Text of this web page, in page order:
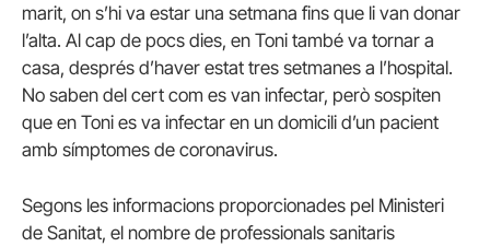
marit, on s’hi va estar una setmana fins que li van donar
l’alta. Al cap de pocs dies, en Toni també va tornar a
casa, després d’haver estat tres setmanes a l’hospital.
No saben del cert com es van infectar, però sospiten
que en Toni es va infectar en un domicili d’un pacient
amb símptomes de coronavirus.
Segons les informacions proporcionades pel Ministeri
de Sanitat, el nombre de professionals sanitaris